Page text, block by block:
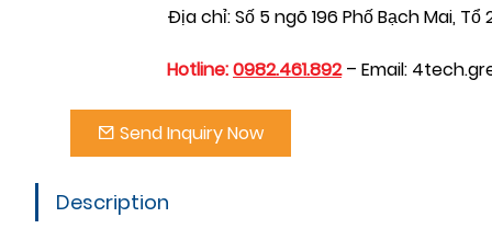
Địa chỉ: Số 5 ngõ 196 Phố Bạch Mai,
Hotline:0982.461.892– Email:
Send Inquiry Now
Description